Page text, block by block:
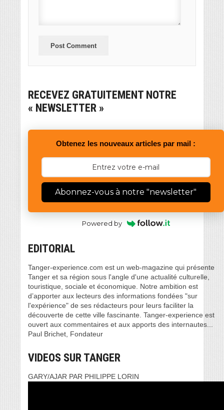
RECEVEZ GRATUITEMENT NOTRE
« NEWSLETTER »
Obtenez les nouveaux articles par mail :
Abonnez-vous à notre "newsletter"
Powered by
EDITORIAL
Tanger-experience.com est un web-magazine qui présente
Tanger et sa région sous l'angle d'une actualité culturelle,
touristique, sociale et économique. Notre ambition est
d’apporter aux lecteurs des informations fondées "sur
l'expérience" de ses rédacteurs pour leurs faciliter la
découverte de cette ville fascinante. Tanger-experience est
ouvert aux commentaires et aux apports des internautes...
Paul Brichet, Fondateur
VIDEOS SUR TANGER
GARY/AJAR PAR PHILIPPE LORIN